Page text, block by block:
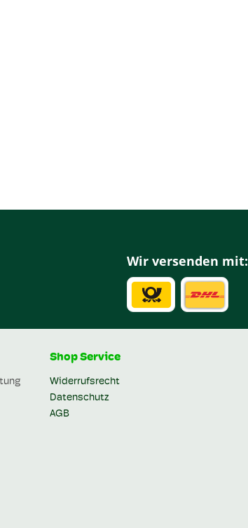
Wir versenden mit:
Shop Service
Widerrufsrecht
Datenschutz
AGB